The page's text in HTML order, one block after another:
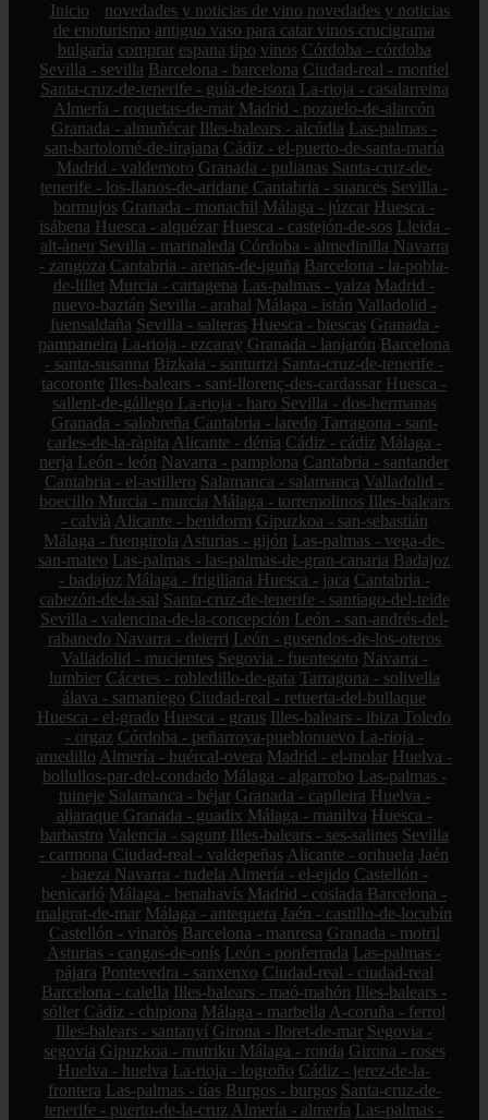
Inicio novedades y noticias de vino novedades y noticias
de enoturismo antiguo vaso para catar vinos crucigrama
bulgaria comprar espana tipo vinos Córdoba - córdoba
Sevilla - sevilla Barcelona - barcelona Ciudad-real - montiel
Santa-cruz-de-tenerife - guía-de-isora La-rioja - casalarreina
Almería - roquetas-de-mar Madrid - pozuelo-de-alarcón
Granada - almuñécar Illes-balears - alcúdia Las-palmas -
san-bartolomé-de-tirajana Cádiz - el-puerto-de-santa-maría
Madrid - valdemoro Granada - pulianas Santa-cruz-de-
tenerife - los-llanos-de-aridane Cantabria - suances Sevilla -
bormujos Granada - monachil Málaga - júzcar Huesca -
isábena Huesca - alquézar Huesca - castejón-de-sos Lleida -
alt-àneu Sevilla - marinaleda Córdoba - almedinilla Navarra
- zangoza Cantabria - arenas-de-iguña Barcelona - la-pobla-
de-lillet Murcia - cartagena Las-palmas - yaiza Madrid -
nuevo-baztán Sevilla - arahal Málaga - istán Valladolid -
fuensaldaña Sevilla - salteras Huesca - biescas Granada -
pampaneira La-rioja - ezcaray Granada - lanjarón Barcelona
- santa-susanna Bizkaia - santurtzi Santa-cruz-de-tenerife -
tacoronte Illes-balears - sant-llorenç-des-cardassar Huesca -
sallent-de-gállego La-rioja - haro Sevilla - dos-hermanas
Granada - salobreña Cantabria - laredo Tarragona - sant-
carles-de-la-ràpita Alicante - dénia Cádiz - cádiz Málaga -
nerja León - león Navarra - pamplona Cantabria - santander
Cantabria - el-astillero Salamanca - salamanca Valladolid -
boecillo Murcia - murcia Málaga - torremolinos Illes-balears
- calvià Alicante - benidorm Gipuzkoa - san-sebastián
Málaga - fuengirola Asturias - gijón Las-palmas - vega-de-
san-mateo Las-palmas - las-palmas-de-gran-canaria Badajoz
- badajoz Málaga - frigiliana Huesca - jaca Cantabria -
cabezón-de-la-sal Santa-cruz-de-tenerife - santiago-del-teide
Sevilla - valencina-de-la-concepción León - san-andrés-del-
rabanedo Navarra - deierri León - gusendos-de-los-oteros
Valladolid - mucientes Segovia - fuentesoto Navarra -
lumbier Cáceres - robledillo-de-gata Tarragona - solivella
álava - samaniego Ciudad-real - retuerta-del-bullaque
Huesca - el-grado Huesca - graus Illes-balears - ibiza Toledo
- orgaz Córdoba - peñarroya-pueblonuevo La-rioja -
arnedillo Almería - huércal-overa Madrid - el-molar Huelva -
bollullos-par-del-condado Málaga - algarrobo Las-palmas -
tuineje Salamanca - béjar Granada - capileira Huelva -
aljaraque Granada - guadix Málaga - manilva Huesca -
barbastro Valencia - sagunt Illes-balears - ses-salines Sevilla
- carmona Ciudad-real - valdepeñas Alicante - orihuela Jaén
- baeza Navarra - tudela Almería - el-ejido Castellón -
benicarló Málaga - benahavís Madrid - coslada Barcelona -
malgrat-de-mar Málaga - antequera Jaén - castillo-de-locubín
Castellón - vinaròs Barcelona - manresa Granada - motril
Asturias - cangas-de-onís León - ponferrada Las-palmas -
pájara Pontevedra - sanxenxo Ciudad-real - ciudad-real
Barcelona - calella Illes-balears - maó-mahón Illes-balears -
sóller Cádiz - chipiona Málaga - marbella A-coruña - ferrol
Illes-balears - santanyí Girona - lloret-de-mar Segovia -
segovia Gipuzkoa - mutriku Málaga - ronda Girona - roses
Huelva - huelva La-rioja - logroño Cádiz - jerez-de-la-
frontera Las-palmas - tías Burgos - burgos Santa-cruz-de-
tenerife - puerto-de-la-cruz Almería - almería Las-palmas -